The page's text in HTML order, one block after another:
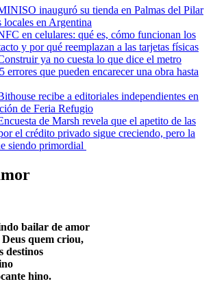
inauguró su tienda en Palmas del Pilar
locales en Argentina
en celulares: qué es, cómo funcionan los
y por qué reemplazan a las tarjetas físicas
ya no cuesta lo que dice el metro
errores que pueden encarecer una obra hasta
recibe a editoriales independientes en
de Feria Refugio
de Marsh revela que el apetito de las
el crédito privado sigue creciendo, pero la
siendo primordial
bailar de amor
quem criou,
destinos
hino.